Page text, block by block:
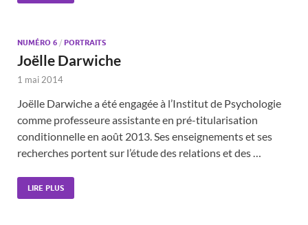
NUMÉRO 6 / PORTRAITS
Joëlle Darwiche
1 mai 2014
Joëlle Darwiche a été engagée à l’Institut de Psychologie
comme professeure assistante en pré-titularisation
conditionnelle en août 2013. Ses enseignements et ses
recherches portent sur l’étude des relations et des …
LIRE PLUS